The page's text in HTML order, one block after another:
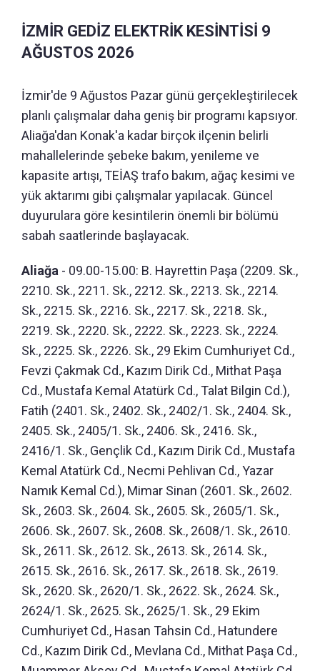
İZMİR GEDİZ ELEKTRİK KESİNTİSİ 9
AĞUSTOS 2026
İzmir'de 9 Ağustos Pazar günü gerçekleştirilecek
planlı çalışmalar daha geniş bir programı kapsıyor.
Aliağa'dan Konak'a kadar birçok ilçenin belirli
mahallelerinde şebeke bakım, yenileme ve
kapasite artışı, TEİAŞ trafo bakım, ağaç kesimi ve
yük aktarımı gibi çalışmalar yapılacak. Güncel
duyurulara göre kesintilerin önemli bir bölümü
sabah saatlerinde başlayacak.
Aliağa - 09.00-15.00: B. Hayrettin Paşa (2209. Sk.,
2210. Sk., 2211. Sk., 2212. Sk., 2213. Sk., 2214.
Sk., 2215. Sk., 2216. Sk., 2217. Sk., 2218. Sk.,
2219. Sk., 2220. Sk., 2222. Sk., 2223. Sk., 2224.
Sk., 2225. Sk., 2226. Sk., 29 Ekim Cumhuriyet Cd.,
Fevzi Çakmak Cd., Kazım Dirik Cd., Mithat Paşa
Cd., Mustafa Kemal Atatürk Cd., Talat Bilgin Cd.),
Fatih (2401. Sk., 2402. Sk., 2402/1. Sk., 2404. Sk.,
2405. Sk., 2405/1. Sk., 2406. Sk., 2416. Sk.,
2416/1. Sk., Gençlik Cd., Kazım Dirik Cd., Mustafa
Kemal Atatürk Cd., Necmi Pehlivan Cd., Yazar
Namık Kemal Cd.), Mimar Sinan (2601. Sk., 2602.
Sk., 2603. Sk., 2604. Sk., 2605. Sk., 2605/1. Sk.,
2606. Sk., 2607. Sk., 2608. Sk., 2608/1. Sk., 2610.
Sk., 2611. Sk., 2612. Sk., 2613. Sk., 2614. Sk.,
2615. Sk., 2616. Sk., 2617. Sk., 2618. Sk., 2619.
Sk., 2620. Sk., 2620/1. Sk., 2622. Sk., 2624. Sk.,
2624/1. Sk., 2625. Sk., 2625/1. Sk., 29 Ekim
Cumhuriyet Cd., Hasan Tahsin Cd., Hatundere
Cd., Kazım Dirik Cd., Mevlana Cd., Mithat Paşa Cd.,